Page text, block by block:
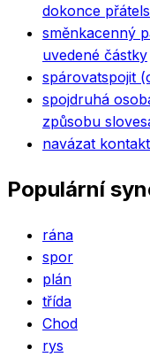
dokonce
směnkacenný
uvedené částky
spárovatspojit
spojdruhá
způsobu
navázat kontakt
Populární
rána
spor
plán
třída
Chod
rys